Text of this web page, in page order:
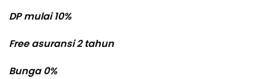
DP mulai 10%
Free asuransi 2 tahun
Bunga 0%